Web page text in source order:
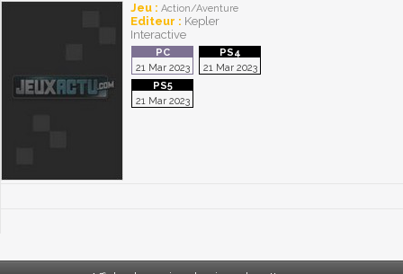
Jeu : Action/Aventure
Editeur : Kepler
Interactive
21 Mar 2023 21 Mar 2023
21 Mar 2023